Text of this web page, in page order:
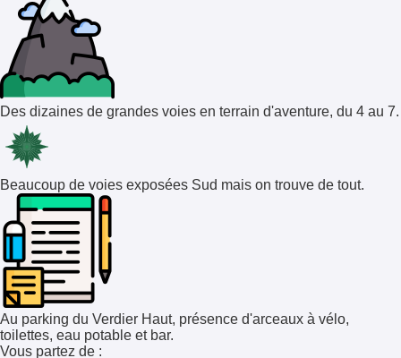
Des dizaines de grandes voies en terrain d'aventure, du 4 au 7.
Beaucoup de voies exposées Sud mais on trouve de tout.
Au parking du Verdier Haut, présence d'arceaux à vélo,
toilettes, eau potable et bar.
Vous partez de :